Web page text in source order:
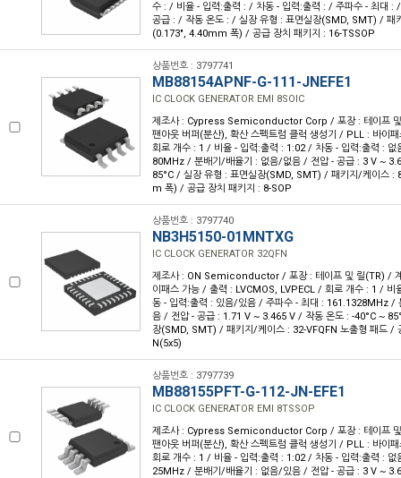
수 : / 비율 - 입력:출력 : / 차동 - 입력:출력 : / 주파수 - 최대 :
공급 : / 작동 온도 : / 실장 유형 : 표면실장(SMD, SMT) / 패
(0.173", 4.40mm 폭) / 공급 장치 패키지 : 16-TSSOP
상품번호 : 3797741
MB88154APNF-G-111-JNEFE1
IC CLOCK GENERATOR EMI 8SOIC
제조사 : Cypress Semiconductor Corp / 포장 : 테이프
팬아웃 버퍼(분산), 확산 스펙트럼 클럭 생성기 / PLL : 바이
회로 개수 : 1 / 비율 - 입력:출력 : 1:02 / 차동 - 입력:출력 :
80MHz / 분배기/배율기 : 없음/없음 / 전압 - 공급 : 3 V ~
85°C / 실장 유형 : 표면실장(SMD, SMT) / 패키지/케이스 :
m 폭) / 공급 장치 패키지 : 8-SOP
상품번호 : 3797740
NB3H5150-01MNTXG
IC CLOCK GENERATOR 32QFN
제조사 : ON Semiconductor / 포장 : 테이프 및 릴(TR) /
이패스 가능 / 출력 : LVCMOS, LVPECL / 회로 개수 : 1 / 비
동 - 입력:출력 : 있음/있음 / 주파수 - 최대 : 161.1328MHz /
음 / 전압 - 공급 : 1.71 V ~ 3.465 V / 작동 온도 : -40°C ~
장(SMD, SMT) / 패키지/케이스 : 32-VFQFN 노출형 패드 /
N(5x5)
상품번호 : 3797739
MB88155PFT-G-112-JN-EFE1
IC CLOCK GENERATOR EMI 8TSSOP
제조사 : Cypress Semiconductor Corp / 포장 : 테이프
팬아웃 버퍼(분산), 확산 스펙트럼 클럭 생성기 / PLL : 바이
회로 개수 : 1 / 비율 - 입력:출력 : 1:02 / 차동 - 입력:출력 :
25MHz / 분배기/배율기 : 없음/있음 / 전압 - 공급 : 3 V ~